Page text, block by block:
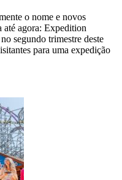
o nome e novos
até agora: Expedition
segundo trimestre deste
para uma expedição